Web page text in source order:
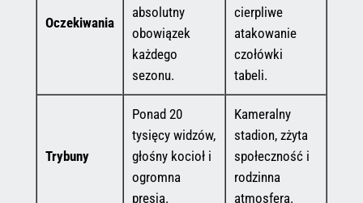
Oczekiwania
absolutny
obowiązek
każdego
sezonu.
cierpliwe
atakowanie
czołówki
tabeli.
Trybuny
Ponad 20
tysięcy widzów,
głośny kocioł i
ogromna
presja.
Kameralny
stadion, zżyta
społeczność i
rodzinna
atmosfera.